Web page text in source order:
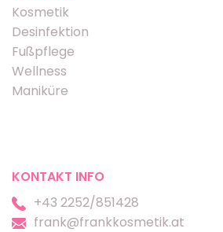
Kosmetik
Desinfektion
Fußpflege
Wellness
Maniküre
KONTAKT INFO
+43 2252/851428
frank@frankkosmetik.at